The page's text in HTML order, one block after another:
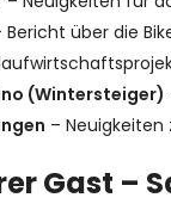
Bericht über die
(Wintersteiger)
–
Gast –